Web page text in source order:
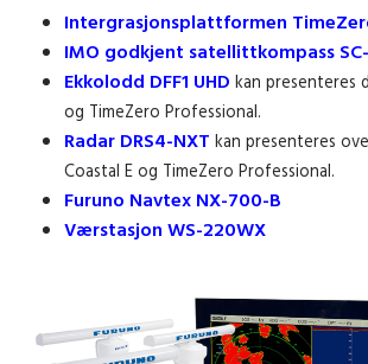
Intergrasjonsplattformen
IMO godkjent satellittkompass
Ekkolodd DFF1 UHD kan presenteres
og TimeZero Professional.
Radar DRS4-NXT kan presenteres
Coastal E og TimeZero Professional.
Furuno Navtex NX-700-B
Værstasjon WS-220WX